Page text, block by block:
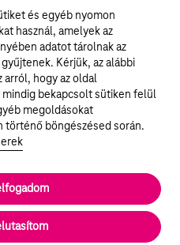
közösség tagja!
BELÉPEK
Telekom Nyrt.
és egyéb nyomon
használ, amelyek az
adatot tárolnak az
Kérjük, az alábbi
hogy az oldal
mindig bekapcsolt sütiken felül
megoldásokat
történő böngészésed során.